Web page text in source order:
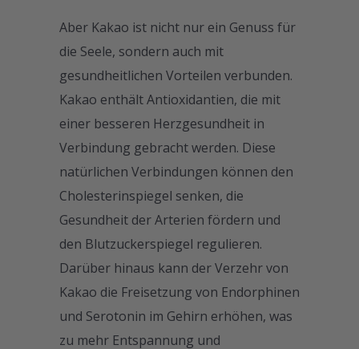
Aber Kakao ist nicht nur ein Genuss für
die Seele, sondern auch mit
gesundheitlichen Vorteilen verbunden.
Kakao enthält Antioxidantien, die mit
einer besseren Herzgesundheit in
Verbindung gebracht werden. Diese
natürlichen Verbindungen können den
Cholesterinspiegel senken, die
Gesundheit der Arterien fördern und
den Blutzuckerspiegel regulieren.
Darüber hinaus kann der Verzehr von
Kakao die Freisetzung von Endorphinen
und Serotonin im Gehirn erhöhen, was
zu mehr Entspannung und